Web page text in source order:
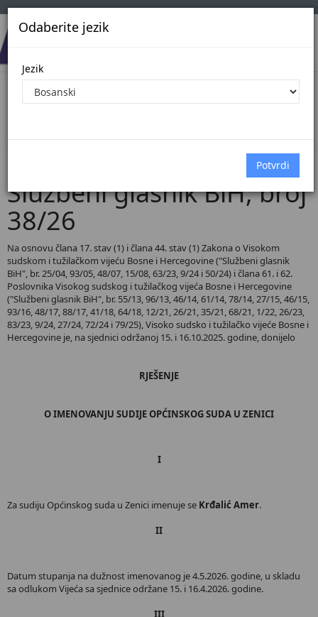
Odaberite jezik
Jezik
Pregled Dokumenata| Broj 38/26
Službeni glasnik BiH, broj
38/26
Na osnovu člana 17. stav (1) i člana 44. stav (1) Zakona o Visokom
sudskom i tužilačkom vijeću Bosne i Hercegovine ("Službeni glasnik
BiH", br. 25/04, 93/05, 48/07, 15/08, 63/23, 9/24 i 50/24) i člana 61. i 62.
Poslovnika Visokog sudskog i tužilačkog vijeća Bosne i Hercegovine
("Službeni glasnik BiH", br. 55/13, 96/13, 46/14, 61/14, 78/14, 27/15, 46/15,
93/16, 48/17, 88/17, 41/18, 64/18, 12/21, 26/21, 35/21, 68/21, 1/22, 26/23,
83/23, 9/24, 27/24, 72/24 i 79/25), Visoko sudsko i tužilačko vijeće Bosne i
Hercegovine je, na sjednici održanoj 15. i 16.10.2025. godine, donijelo
RJEŠENJE
O IMENOVANJU SUDIJE OPĆINSKOG SUDA U ZENICI
I
Za sudiju Općinskog suda u Zenici imenuje se Krđalić Amer.
II
Datum stupanja na dužnost imenovanog je 4.5.2026. godine, u skladu
sa odlukom Vijeća sa sjednice održane 15. i 16.4.2026. godine.
III